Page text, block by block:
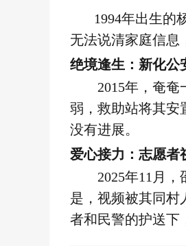
1994年出生的杨
无法说清家庭信息
绝境逢生：新化公
2015年，奄奄一
弱，救助站将其安
没有进展。
爱心接力：志愿者
2025年11月，邵
是，视频被其同村
者和民警的护送下